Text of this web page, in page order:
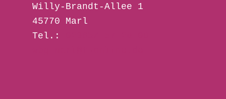
Willy-Brandt-Allee 1
45770 Marl
Tel.: